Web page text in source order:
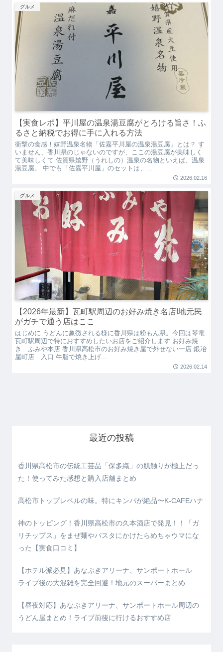
グルメ
【実食レポ】平川屋の温泉湯豆腐がとろける旨さ！ふ
るさと納税でお得に手に入れる方法
衝撃の食感！嬉野温泉名物「佐嘉平川屋の温泉湯豆腐」とは？ す
いません、香川県のじゃないのですが、ここの湯豆腐が美味しく
て美味しくて 佐賀県嬉野（うれしの）温泉の名物といえば、温泉
湯豆腐。 中でも「佐嘉平川屋」のセットは、...
2026.02.16
グルメ
【2026年最新】瓦町駅周辺のお好み焼き名店!地元民
がガチで通う店はここ
はじめに うどんに象徴される様に香川県は粉もん県。今回は琴電
瓦町駅周辺で特におすすめしたいお店をご紹介します お好み焼
き ふみや本店 香川県高松市のお好み焼き屋で外せない一店 鍛冶
屋町店 入口 牛脂で焼き上げ...
2026.02.14
最近の投稿
香川県高松市の伝統工芸品「保多織」の肌触りが極上だっ
た！使ってみた感想と購入店舗まとめ
高松市トップレベルの味。特にキンパが絶品〜K-CAFEハナ
神のトッピング！香川県高松市の久本酒店で発見！！「ガ
リチップス」をまぜ麺やパスタにかけたらめちゃウマにな
った【実食口コミ】
【ホテル派必見】あなぶきアリーナ、サンポートホール
ライブ後の大混雑を完全回避！地元のスーパーまとめ
【昼夜対応】あなぶきアリーナ、サンポートホール周辺の
うどん屋まとめ！ライブ前後に行けるおすすめ店